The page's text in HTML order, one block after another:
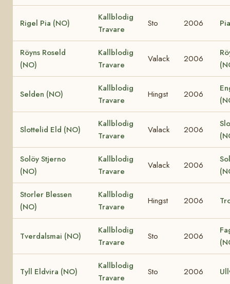
Rigel Pia (NO)
Kallblodig
Travare
Sto 2006
Röyns Roseld
(NO)
Kallblodig
Travare
Valack 2006
Selden (NO)
Kallblodig
Travare
Hingst 2006
Slottelid Eld (NO)
Kallblodig
Travare
Valack 2006
Solöy Stjerno
(NO)
Kallblodig
Travare
Valack 2006
Storler Blessen
(NO)
Kallblodig
Travare
Hingst 2006
Tverdalsmai (NO)
Kallblodig
Travare
Sto 2006
Tyll Eldvira (NO)
Kallblodig
Travare
Sto 2006